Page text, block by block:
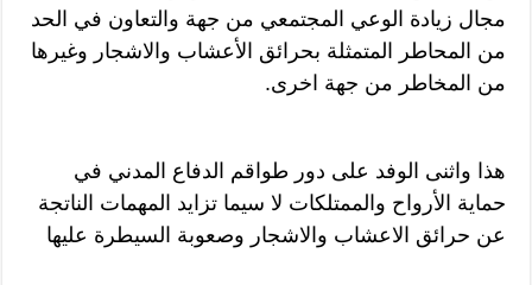
مجال زيادة الوعي المجتمعي من جهة والتعاون في الحد
من المحاطر المتمثلة بحرائق الأعشاب والاشجار وغيرها
من المخاطر من جهة اخرى.
هذا واثنى الوفد على دور طواقم الدفاع المدني في
حماية الأرواح والممتلكات لا سيما تزايد المهمات الناتجة
عن حرائق الاعشاب والاشجار وصعوبة السيطرة عليها